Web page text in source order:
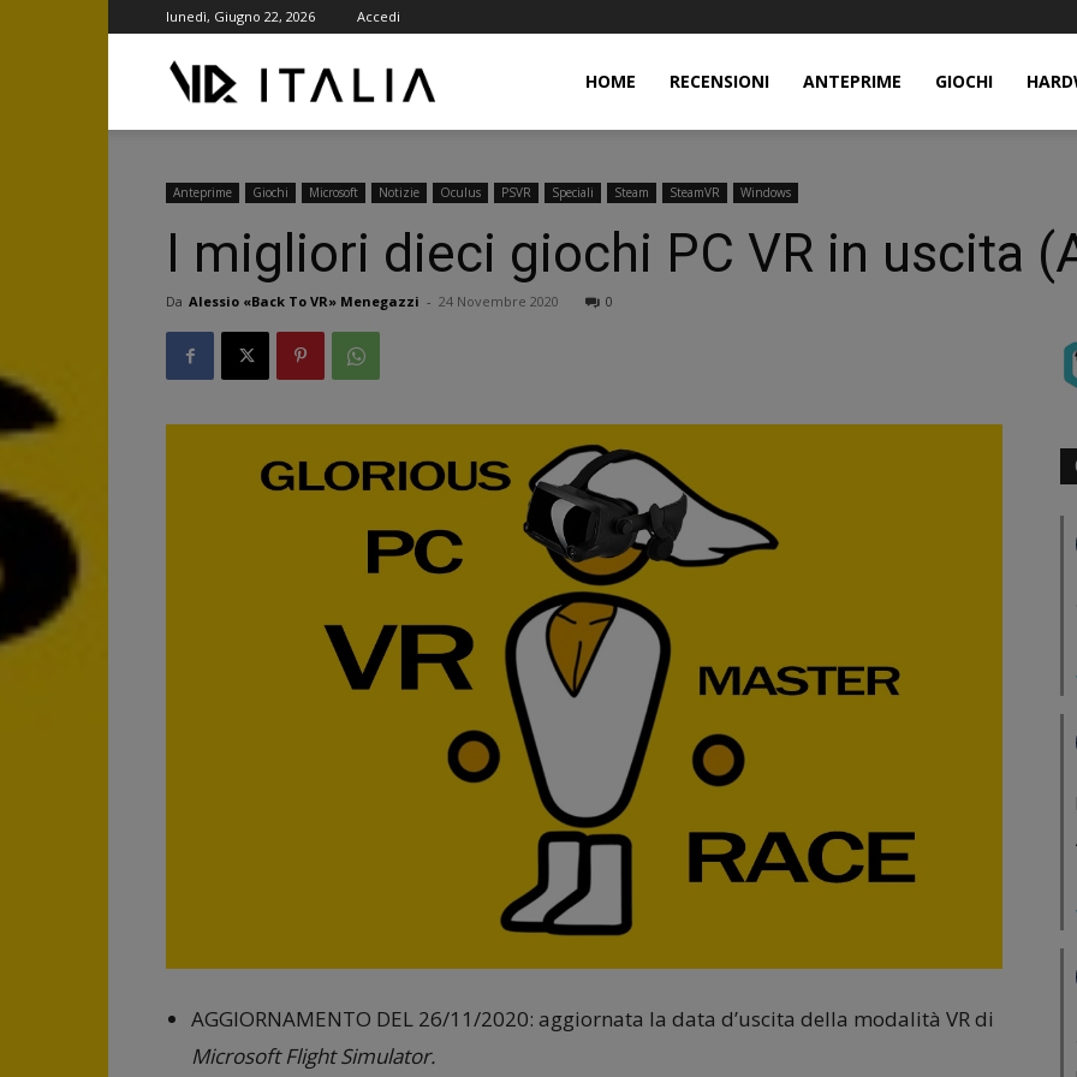
lunedì, Giugno 22, 2026 Accedi
HOME RECENSIONI ANTEPRIME GIOCHI
Anteprime Giochi Microsoft Notizie Oculus PSVR Speciali Steam SteamVR Windows
I migliori dieci giochi PC VR in uscita
Da Alessio «Back To VR» Menegazzi - 24 Novembre 2020 0
AGGIORNAMENTO DEL 26/11/2020: aggiornata la data d’uscita della modalità VR di
Microsoft Flight Simulator.